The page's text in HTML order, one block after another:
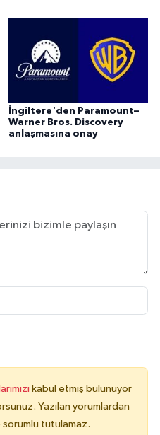
İngiltere'den Paramount–
Warner Bros. Discovery
anlaşmasına onay
kabul etmiş bulunuyor
Yazılan yorumlardan
tutulamaz.